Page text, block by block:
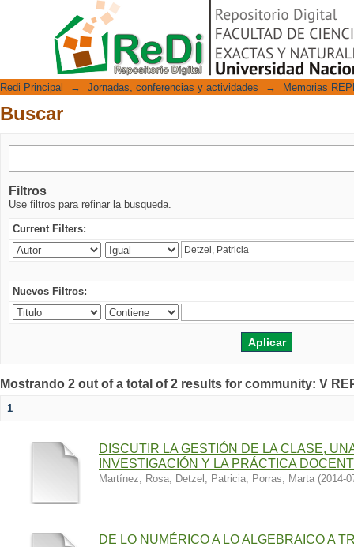
Repositorio Digital
Redi Principal → Jornadas, conferencias y actividades → Memorias
Buscar
Filtros
Use filtros para refinar la busqueda.
Current Filters:
Nuevos Filtros:
Mostrando 2 out of a total of 2 results for community: V
1
DISCUTIR LA GESTIÓN DE LA CLASE,
INVESTIGACIÓN Y LA PRÁCTICA
Martínez, Rosa; Detzel, Patricia; Porras, Marta (2014-
DE LO NUMÉRICO A LO ALGEBRAICO A